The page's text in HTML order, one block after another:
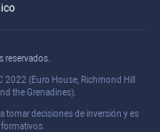
2022 (Euro House, Richmond Hill
the Grenadines).
tomar decisiones de inversión y es